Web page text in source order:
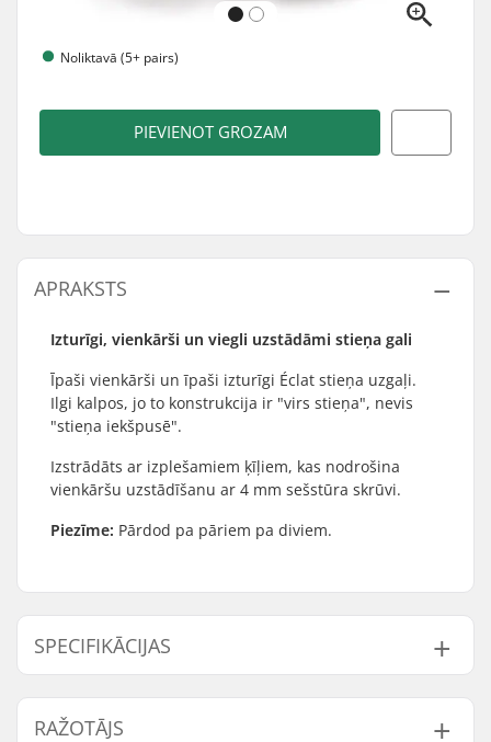
Noliktavā (5+ pairs)
PIEVIENOT GROZAM
APRAKSTS
Izturīgi, vienkārši un viegli uzstādāmi stieņa gali
Īpaši vienkārši un īpaši izturīgi Éclat stieņa uzgaļi.
Ilgi kalpos, jo to konstrukcija ir "virs stieņa", nevis
"stieņa iekšpusē".
Izstrādāts ar izplešamiem ķīļiem, kas nodrošina
vienkāršu uzstādīšanu ar 4 mm sešstūra skrūvi.
Piezīme: Pārdod pa pāriem pa diviem.
SPECIFIKĀCIJAS
Stūres gali ir saderīgi
ar:
Steel
RAŽOTĀJS